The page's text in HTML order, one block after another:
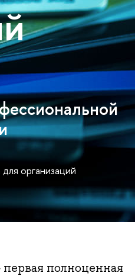
организаций
полноценная